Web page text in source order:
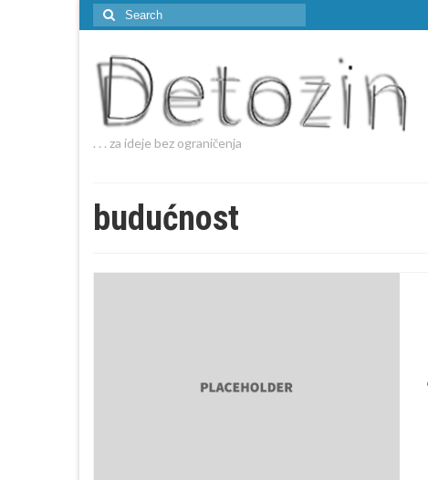
Search
for:
. . . za ideje bez ograničenja
budućnost